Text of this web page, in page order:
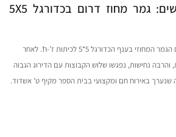
יש לנו אלופים חדשים: גמר מחוז דרום בכדורגל 5X5
היום, יום שלישי 7.5.25, התקיים הגמר המחוזי בענף הכדורגל 5*5 לכיתות ז’-ח’. לאחר
והרבה נחישות, נפגשו שלוש הקבוצות עם הדירוג הגבוה
שנערך באירוח חם ומקצועי בבית הספר מקיף ט’ אשדוד.